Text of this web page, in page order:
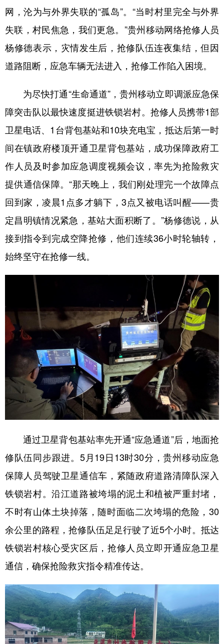
English Español Français عربى
Русский язык 日本語 한국어
Deutsch Português
网，沦为与外界失联的“孤岛”。“当时村里完全与外界
失联，村民焦急，我们更急。”贵州移动网络抢修人员
杨修德表示，灾情发生后，抢修队伍连夜集结，但因
道路阻断，应急车辆无法进入，抢修工作陷入困境。
为尽快打通“生命通道”，贵州移动立即调派应急保
障突击队以最快速度挺进铁锁岩村。抢修人员携带1部
卫星电话、1台背包基站和10块充电宝，抵达后第一时
间在镇政府楼顶开通卫星背包基站，成功保障政府工
作人员及时参加应急调度视频会议，率先为抢险救灾
提供通信保障。“那天晚上，我们刚处理完一个故障点
回到家，凌晨1点多才躺下，3点又被电话叫醒——贵
定昌明镇情况紧急，基站大面积断了。”杨修德说，从
接到指令到完成空降抢修，他们连续36小时轮轴转，
始终坚守在抢修一线。
通过卫星背包基站率先开通“应急通道”后，地面抢
修队伍同步跟进。5月19日13时30分，贵州移动应急
保障人员驾驶卫星通信车，紧随政府道路清障队深入
铁锁岩村。沿江道路被垮塌的泥土和植被严重封堵，
不时有山体土块掉落，随时面临二次垮塌的危险，30
余公里的路程，抢修队伍足足行驶了近5个小时。抵达
铁锁岩村核心受灾区后，抢修人员立即开通应急卫星
通信，确保抢险救灾指令精准传达。